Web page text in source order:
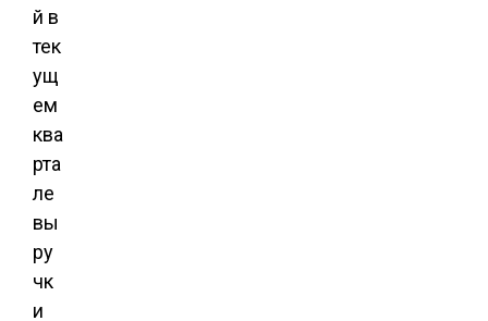
й в
тек
ущ
ем
ква
рта
ле
вы
ру
чк
и